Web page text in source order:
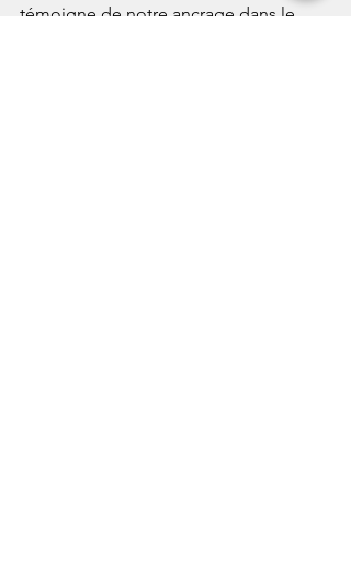
témoigne de notre ancrage dans le